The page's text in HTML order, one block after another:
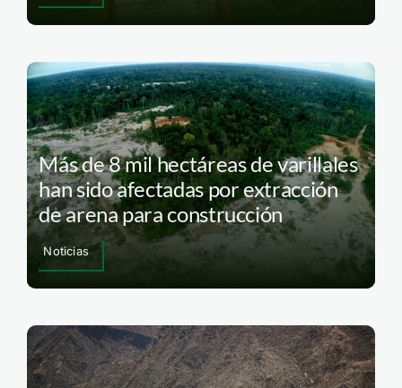
Más de 8 mil hectáreas de varillales
han sido afectadas por extracción
de arena para construcción
Noticias